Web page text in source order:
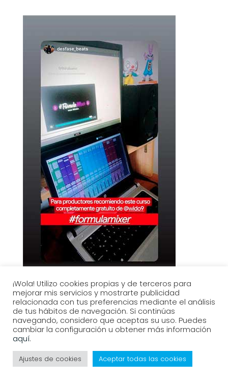
¡Wola! Utilizo cookies propias y de terceros para
mejorar mis servicios y mostrarte publicidad
relacionada con tus preferencias mediante el análisis
de tus hábitos de navegación. Si continúas
navegando, considero que aceptas su uso. Puedes
cambiar la configuración u obtener más información
aquí.
Ajustes de cookies Aceptar todas las cookies